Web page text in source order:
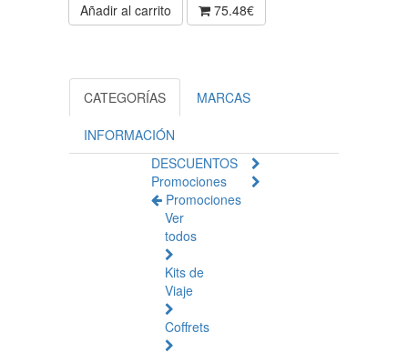
Añadir al carrito
75.48€
CATEGORÍAS MARCAS
INFORMACIÓN
DESCUENTOS
Promociones
Promociones
Ver
todos
Kits de
Viaje
Coffrets